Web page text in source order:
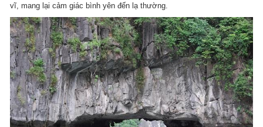
vĩ, mang lại cảm giác bình yên đến lạ thường.